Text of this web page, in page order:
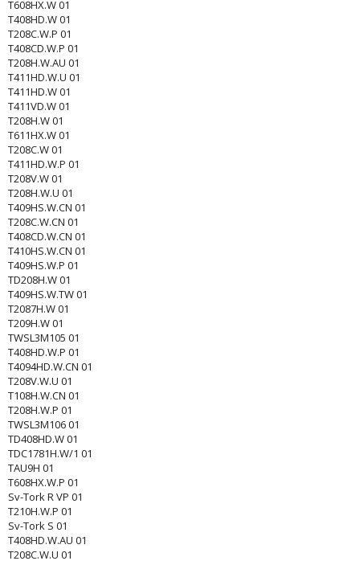
T608HX.W 01
T408HD.W 01
T208C.W.P 01
T408CD.W.P 01
T208H.W.AU 01
T411HD.W.U 01
T411HD.W 01
T411VD.W 01
T208H.W 01
T611HX.W 01
T208C.W 01
T411HD.W.P 01
T208V.W 01
T208H.W.U 01
T409HS.W.CN 01
T208C.W.CN 01
T408CD.W.CN 01
T410HS.W.CN 01
T409HS.W.P 01
TD208H.W 01
T409HS.W.TW 01
T2087H.W 01
T209H.W 01
TWSL3M105 01
T408HD.W.P 01
T4094HD.W.CN 01
T208V.W.U 01
T108H.W.CN 01
T208H.W.P 01
TWSL3M106 01
TD408HD.W 01
TDC1781H.W/1 01
TAU9H 01
T608HX.W.P 01
Sv-Tork R VP 01
T210H.W.P 01
Sv-Tork S 01
T408HD.W.AU 01
T208C.W.U 01